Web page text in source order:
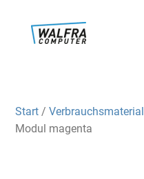
Start /Verbrauchsmaterial
Modul magenta